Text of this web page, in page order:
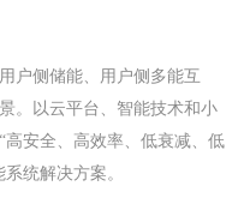
用户侧储能、
用户侧多能互
。 以云平台 、 智能技术和小
“高安全 、 高效率、 低衰减、 低
系统解决方案。